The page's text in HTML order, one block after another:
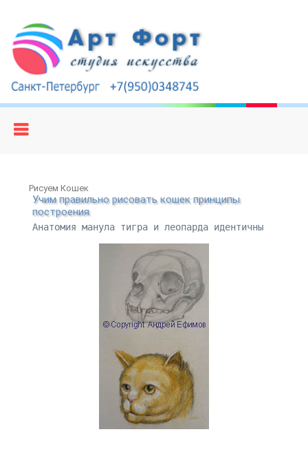
Рисуем Кошек
Учим правильно рисовать кошек принципы
построения
Анатомия манула тигра и леопарда идентичны